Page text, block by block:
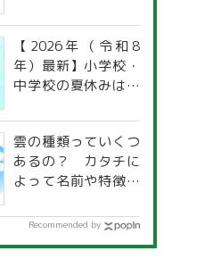
【2026年（令和8
年）最新】小学校・
中学校の夏休みはい
道府県別「夏季休暇
一覧」
雲の種類っていくつ
あるの？ カタチに
よって名前や特徴が
Recommended by